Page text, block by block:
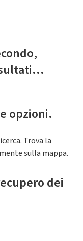
opzioni.
Trova la
sulla mappa.
dei